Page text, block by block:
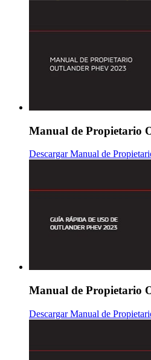
Manual de Propietario
Descargar Manual de
Manual de Propietario
Descargar Manual de